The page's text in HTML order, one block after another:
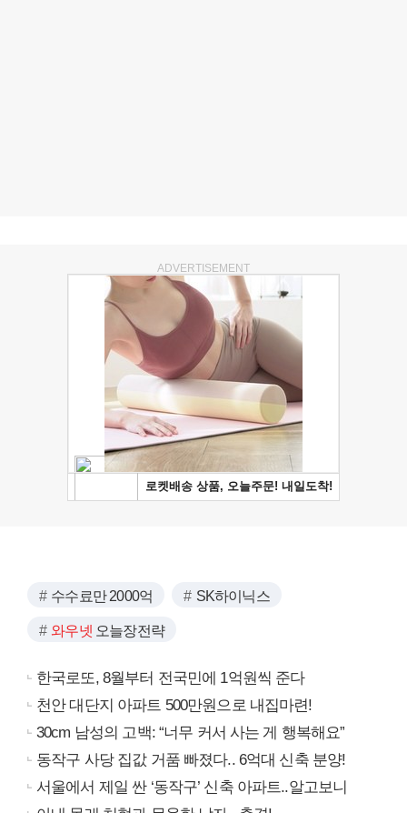
ADVERTISEMENT
수수료만 2000억 SK하이닉스
와우넷 오늘장전략
한국로또, 8월부터 전국민에 1억원씩 준다
천안 대단지 아파트 500만원으로 내집마련!
30cm 남성의 고백: “너무 커서 사는 게 행복해요”
동작구 사당 집값 거품 빠졌다.. 6억대 신축 분양!
서울에서 제일 싼 ‘동작구’ 신축 아파트..알고보니